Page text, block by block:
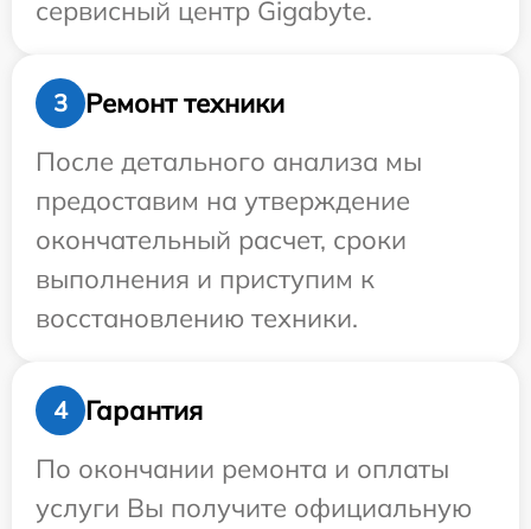
сервисный центр Gigabyte.
3
Ремонт техники
После детального анализа мы
предоставим на утверждение
окончательный расчет, сроки
выполнения и приступим к
восстановлению техники.
4
Гарантия
По окончании ремонта и оплаты
услуги Вы получите официальную